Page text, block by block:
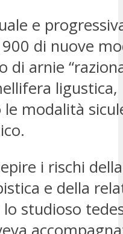
e
di nuove
di arnie
modalità
i rischi
e della
lo studioso